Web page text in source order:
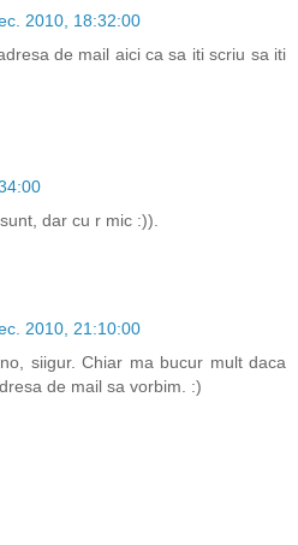
2010, 18:32:00
de mail aici ca sa iti scriu sa iti
dar cu r mic :)).
2010, 21:10:00
siigur. Chiar ma bucur mult daca
de mail sa vorbim. :)